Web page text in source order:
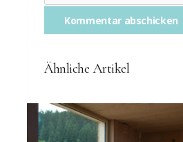
Ähnliche Artikel